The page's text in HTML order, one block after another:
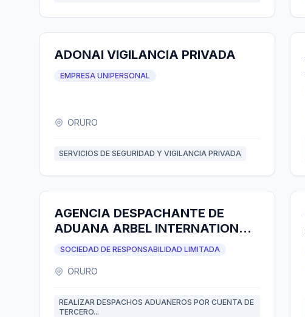
ADONAI VIGILANCIA PRIVADA
EMPRESA UNIPERSONAL
ORURO
SERVICIOS DE SEGURIDAD Y VIGILANCIA PRIVADA
AGENCIA DESPACHANTE DE
ADUANA ARBEL INTERNATIONAL
TRADE S.R.L.
SOCIEDAD DE RESPONSABILIDAD LIMITADA
ORURO
REALIZAR DESPACHOS ADUANEROS POR CUENTA DE
TERCERO...